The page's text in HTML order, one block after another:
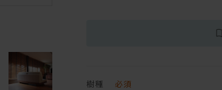
樹種 必須